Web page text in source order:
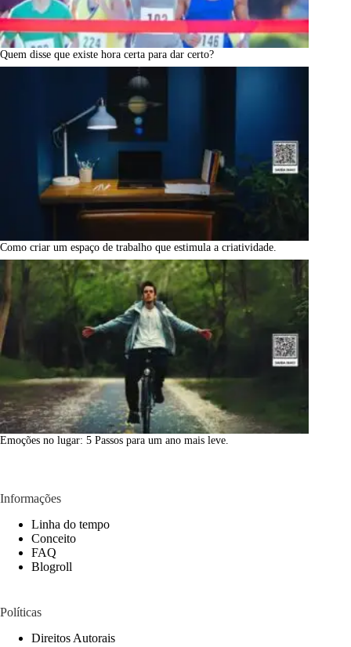
Quem disse que existe hora certa para dar certo?
Como criar um espaço de trabalho que estimula a criatividade.
Emoções no lugar: 5 Passos para um ano mais leve.
Informações
Linha do tempo
Conceito
FAQ
Blogroll
Políticas
Direitos Autorais